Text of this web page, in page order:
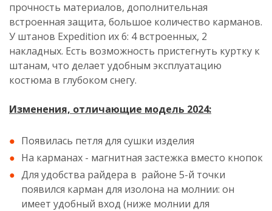
прочность материалов, дополнительная
встроенная защита, большое количество карманов.
У штанов Expedition их 6: 4 встроенных, 2
накладных. Есть возможность пристегнуть куртку к
штанам, что делает удобным эксплуатацию
костюма в глубоком снегу.
Изменения, отличающие модель 2024:
Появилась петля для сушки изделия
На карманах - магнитная застежка вместо кнопок
Для удобства райдера в районе 5-й точки
появился карман для изолона на молнии: он
имеет удобный вход (ниже молнии для